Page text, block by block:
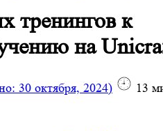
тренингов к
на
30 октября, 2024) 13